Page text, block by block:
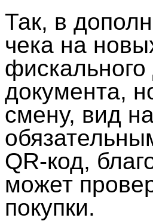
Так, в
чека на
документа,
смену, вид
QR-код,
может
покупки.